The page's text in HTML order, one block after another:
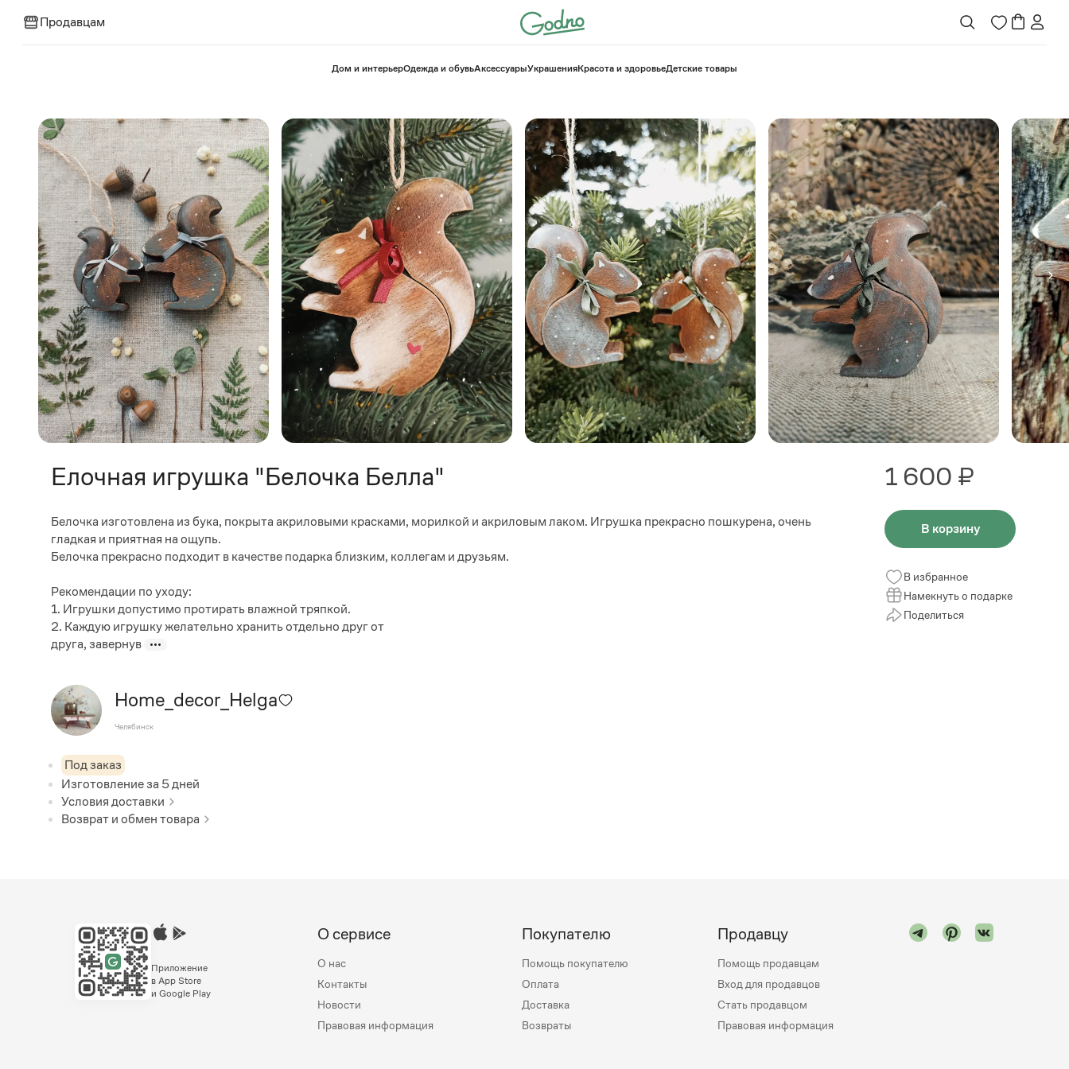
Продавцам
⁠Дом и интерьерОдежда и обувьАксессуарыУкрашенияКрасота и здоровье⁠Детские товары
Елочная игрушка "Белочка Белла"
Белочка изготовлена из бука, покрыта акриловыми красками, морилкой и акриловым лаком. Игрушка прекрасно пошкурена, очень
гладкая и приятная на ощупь.
Белочка прекрасно подходит в качестве подарка близким, коллегам и друзьям.
Рекомендации по уходу:
1. Игрушки допустимо протирать влажной тряпкой.
2. Каждую игрушку желательно хранить отдельно друг от
друга, завернув
Home_decor_Helga
Челябинск
Под заказ
Изготовление за 5дней
Условия доставки
Возврат и обмен товара
1 600 ₽
В корзину
В избранное
Намекнуть о подарке
Поделиться
Приложение
в App Store
и Google Play
О сервисе
О нас
Контакты
Новости
Правовая информация
Покупателю
Помощь покупателю
Оплата
Доставка
Возвраты
Продавцу
Помощь продавцам
Вход для продавцов
Стать продавцом
Правовая информация